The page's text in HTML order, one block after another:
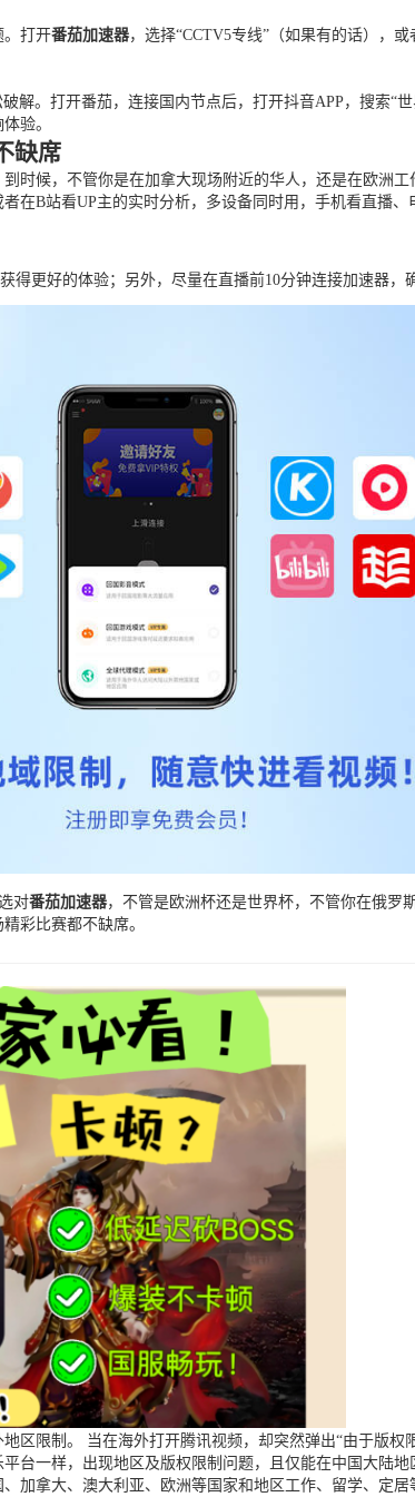
。打开番茄加速器，选择“CCTV5专线”（如果有的话），
解。打开番茄，连接国内节点后，打开抖音APP，搜索“
验。
缺席
时候，不管你是在加拿大现场附近的华人，还是在欧洲工
在B站看UP主的实时分析，多设备同时用，手机看直播
得更好的体验；另外，尽量在直播前10分钟连接加速器
对番茄加速器，不管是欧洲杯还是世界杯，不管你在俄罗
彩比赛都不缺席。
区限制。 当在海外打开腾讯视频，却突然弹出“由于版
台一样，出现地区及版权限制问题，且仅能在中国大陆
加拿大、澳大利亚、欧洲等国家和地区工作、留学、定居